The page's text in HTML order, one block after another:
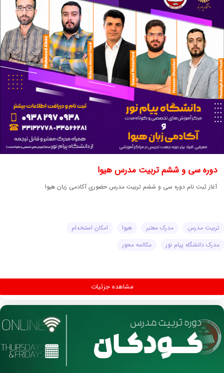
دوره سی و ششم تربیت مدرس هیوا
آغاز ثبت نام دوره سی و ششم تربیت مدرس حضوری آکادمی زبان هیوا
تربیت مدرس مدرک معتبر هیوا
امکان استخدام
مدرک دانشگاه پیام نور
مکالمه محور
مشاهده جزئیات